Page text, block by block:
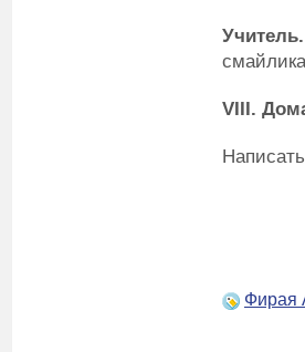
Учитель.
VIII.